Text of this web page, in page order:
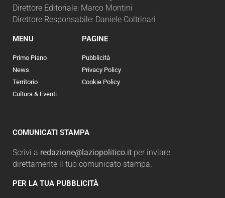
Direttore Editoriale: Marco Montini
Direttore Responsabile: Daniele Coltrinari
MENU
Primo Piano
News
Territorio
Cultura & Eventi
PAGINE
Pubblicità
Privacy Policy
Cookie Policy
COMUNICATI STAMPA
Scrivi a redazione@laziopolitico.it per inviare
direttamente il tuo comunicato stampa.
PER LA TUA PUBBLICITÀ